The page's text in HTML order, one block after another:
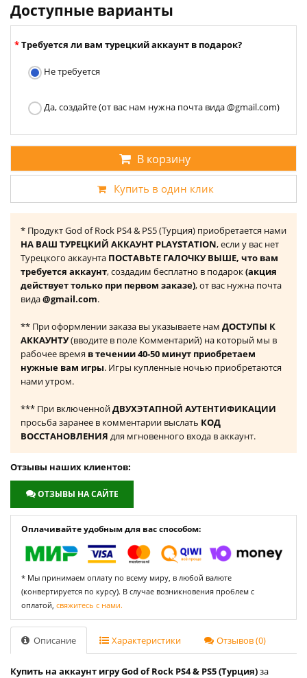
Доступные варианты
Требуется ли вам турецкий аккаунт в подарок?
Не требуется
Да, создайте (от вас нам нужна почта вида @gmail.com)
В корзину
Купить в один клик
* Продукт God of Rock PS4 & PS5 (Турция) приобретается нами
НА ВАШ ТУРЕЦКИЙ АККАУНТ PLAYSTATION, если у вас нет
Турецкого аккаунта ПОСТАВЬТЕ ГАЛОЧКУ ВЫШЕ, что вам
требуется аккаунт, создадим бесплатно в подарок(акция
действует только при первом заказе), от вас нужна почта
вида@gmail.com.
** При оформлении заказа вы указываете нам ДОСТУПЫ К
АККАУНТУ(вводите в поле Комментарий) на который мы в
рабочее время в течении 40-50 минут приобретаем
нужные вам игры. Игры купленные ночью приобретаются
нами утром.
*** При включеннойДВУХЭТАПНОЙ АУТЕНТИФИКАЦИИ
просьба заранее в комментарии выслать КОД
ВОССТАНОВЛЕНИЯ для мгновенного входа в аккаунт.
Отзывы наших клиентов:
ОТЗЫВЫ НА САЙТЕ
Оплачивайте удобным для вас способом:
* Мы принимаем оплату по всему миру, в любой валюте
(конвертируется по курсу). В случае возникновения проблем с
оплатой, свяжитесь с нами.
Описание Характеристики Отзывов (0)
Купить на аккаунт игру God of Rock PS4 & PS5 (Турция)за